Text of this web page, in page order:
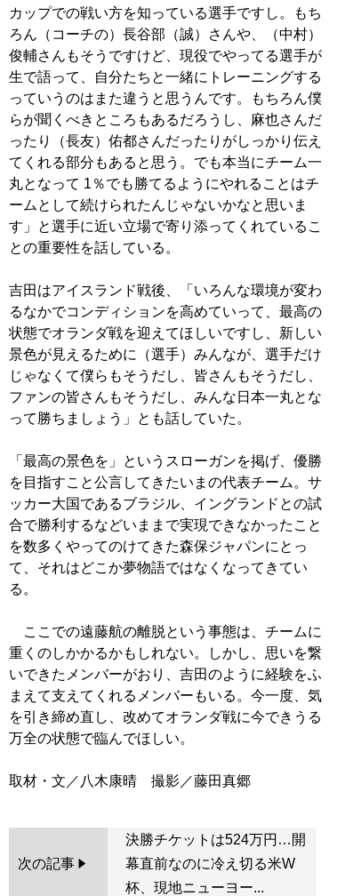
カップでの戦い方を知っている選手ですし。もち
ろん（コーチの）長谷部（誠）さんや、（中村）
俊輔さんもそうですけど、現役でやってる選手が
生で語って、自分たちと一緒にトレーニングする
っていうのはまた違うと思うんです。もちろん僕
らが聞くべきところもあるだろうし、麻也さんだ
ったり（長友）佑都さんだったりがしっかり伝え
てくれる部分もあると思う。でも本当にチーム一
丸となって 1％でも勝てるようにやれることはチ
ームとして続けられたんじゃないかなと思いま
す」と選手に近い立場で寄り添ってくれているこ
との重要性を話している。
吉田はアイスランド戦後、「いろんな環境が変わ
るなかでコンディションを高めていって、最高の
状態でオランダ戦を迎えてほしいですし、新しい
景色が見えるために（選手）みんなが、選手だけ
じゃなくて僕らもそうだし、皆さんもそうだし、
ファンの皆さんもそうだし、みんな日本一丸とな
って勝ちましょう」とも話していた。
「最高の景色を」というスローガンを掲げ、優勝
を目指すこと公言してきたいまの代表チーム。サ
ッカー大国であるブラジル、イングランドとの試
合で勝利するなどいままで実現できなかったこと
を数多くやってのけてきた森保ジャパンにとっ
て、それはどこか夢物語ではなくなってきてい
る。
ここでの遠藤航の離脱という事態は、チームに
重くのしかかるかもしれない。しかし、思いを繋
いできたメンバーがおり、吉田のように経験をふ
まえて支えてくれるメンバーもいる。今一度、気
を引き締め直し、改めてオランダ戦に今できうる
万全の状態で臨んでほしい。
次の記事
決勝チケットは524万円…開
幕直前なのに冷え切る米W
杯、現地ニューヨー...